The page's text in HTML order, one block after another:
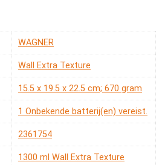
‎WAGNER
‎Wall Extra Texture
‎15.5 x 19.5 x 22.5 cm; 670 gram
‎1 Onbekende batterij(en) vereist.
‎2361754
‎1300 ml Wall Extra Texture